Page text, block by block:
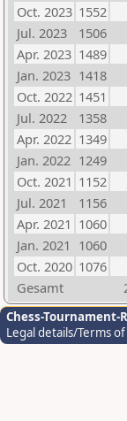
Oct. 2023 1552
Jul. 2023
1506
Apr. 2023 1489
Jan. 2023 1418
Oct. 2022 1451
Jul. 2022
1358
Apr. 2022 1349
Jan. 2022 1249
Oct. 2021 1152
Jul. 2021
1156
Apr. 2021 1060
Jan. 2021 1060
Oct. 2020 1076
Gesamt
Chess-Tournament-
Legal details/Terms of